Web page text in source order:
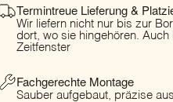
Termintreue Lieferung &
Wir liefern nicht nur bis zur
dort, wo sie hingehören.
Zeitfenster
Fachgerechte Montage
Sauber aufgebaut, präzise